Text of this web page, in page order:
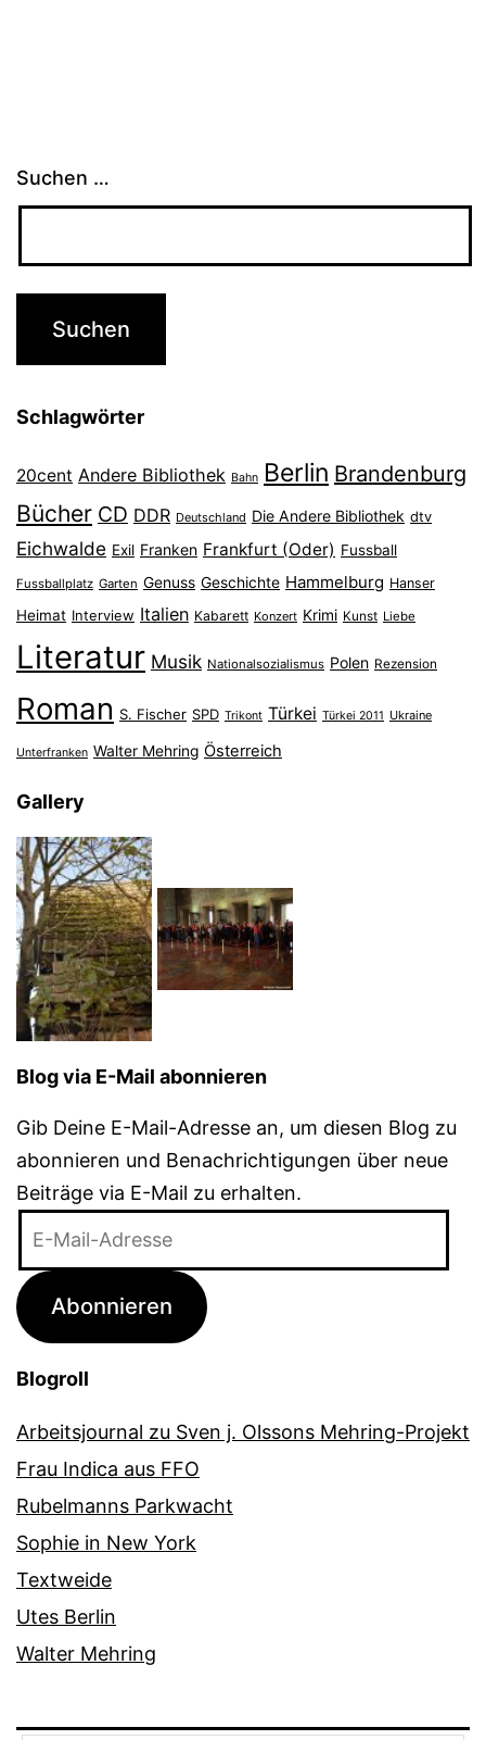
Suchen …
Schlagwörter
20cent Andere Bibliothek Bahn Berlin Brandenburg
Bücher CD DDR Deutschland Die Andere Bibliothek dtv
Eichwalde Exil Franken Frankfurt (Oder) Fussball
Fussballplatz Garten Genuss Geschichte Hammelburg Hanser
Heimat Interview Italien Kabarett Konzert Krimi Kunst Liebe
Literatur Musik Nationalsozialismus Polen Rezension
Roman S. Fischer SPD Trikont Türkei Türkei 2011 Ukraine
Unterfranken Walter Mehring Österreich
Gallery
Blog via E-Mail abonnieren
Gib Deine E-Mail-Adresse an, um diesen Blog zu
abonnieren und Benachrichtigungen über neue
Beiträge via E-Mail zu erhalten.
Adresse
Abonnieren
Blogroll
Arbeitsjournal zu Sven j. Olssons Mehring-Projekt
Frau Indica aus FFO
Rubelmanns Parkwacht
Sophie in New York
Textweide
Utes Berlin
Walter Mehring